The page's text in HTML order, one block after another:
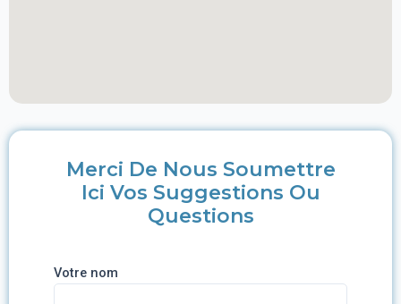
Merci De Nous Soumettre
Ici Vos Suggestions Ou
Questions
Votre nom